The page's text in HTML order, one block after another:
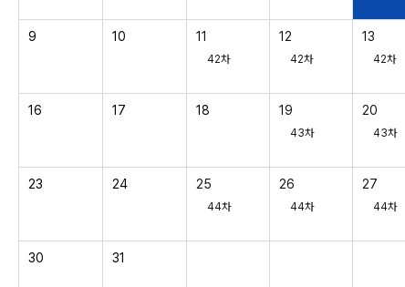
9 10 11
42차
12
42차
13
42차
16 17 18 19
43차
20
43차
23 24 25
44차
26
44차
27
44차
30 31